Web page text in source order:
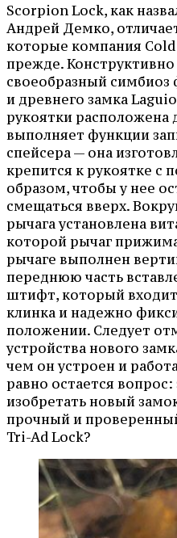
Scorpion Lock, как
Андрей Демко,
которые компания Cold
прежде.
своеобразный
и древнего замка
рукоятки расположена
выполняет функции
спейсера — она
крепится к рукоятке с
образом, чтобы у нее
смещаться вверх.
рычага установлена
которой рычаг
рычаге выполнен
переднюю часть
штифт, который входит
клинка и надежно
положении. Следует
устройства нового
чем он устроен и
равно остается
изобретать новый
прочный и
Tri-Ad Lock?